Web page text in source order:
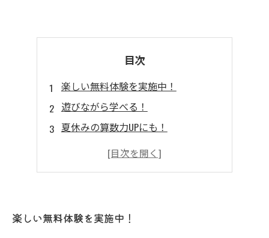
目次
楽しい無料体験を実施中！
遊びながら学べる！
夏休みの算数力UPにも！
スキルアップにも効果的！
楽しい無料体験を実施中！